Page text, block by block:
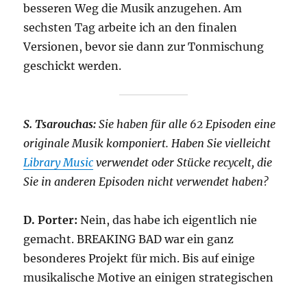
besseren Weg die Musik anzugehen. Am
sechsten Tag arbeite ich an den finalen
Versionen, bevor sie dann zur Tonmischung
geschickt werden.
S. Tsarouchas: Sie haben für alle 62 Episoden eine
originale Musik komponiert. Haben Sie vielleicht
Library Music verwendet oder Stücke recycelt, die
Sie in anderen Episoden nicht verwendet haben?
D. Porter: Nein, das habe ich eigentlich nie
gemacht. BREAKING BAD war ein ganz
besonderes Projekt für mich. Bis auf einige
musikalische Motive an einigen strategischen